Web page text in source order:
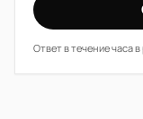
Ответ в течение часа